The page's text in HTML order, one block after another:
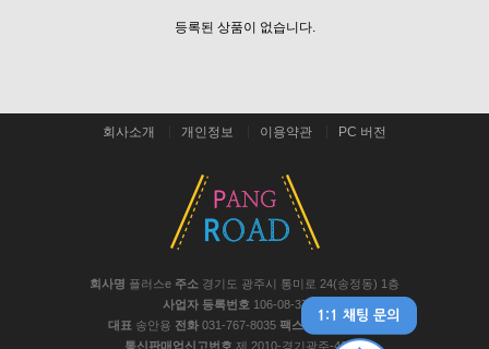
등록된 상품이 없습니다.
회사소개 개인정보 이용약관 PC 버전
회사명 플러스e 주소 경기도 광주시 통미로 24(송정동) 1층
사업자 등록번호 106-08-37441
대표 송안용 전화 031-767-8035 팩스 031-767-8048
통신판매업신고번호 제 2010-경기광주-467호